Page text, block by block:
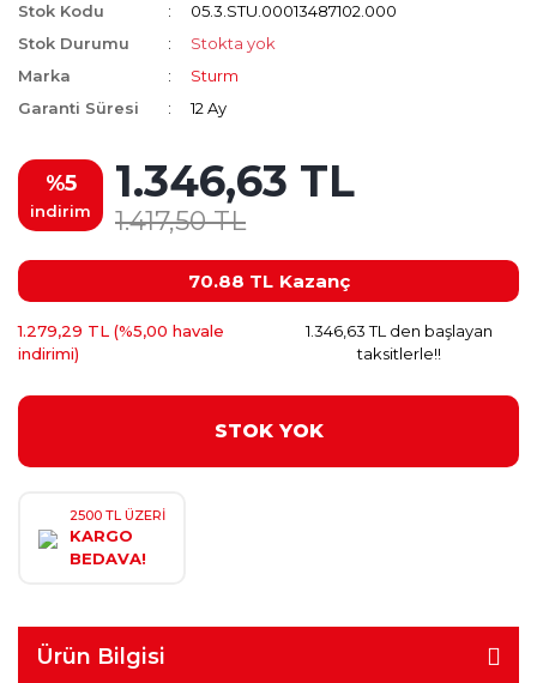
Stok Kodu
05.3.STU.00013487102.000
Stok Durumu
Stokta yok
Marka
Sturm
Garanti Süresi
12 Ay
%5
indirim
1.346,63 TL
1.417,50 TL
70.88 TL Kazanç
1.279,29 TL (%5,00 havale
indirimi)
1.346,63 TL den başlayan
taksitlerle!!
STOK YOK
2500 TL ÜZERİ
KARGO
BEDAVA!
Ürün Bilgisi